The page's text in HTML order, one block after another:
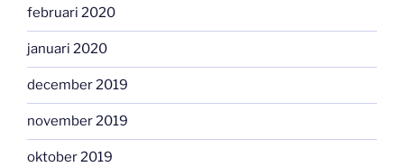
februari 2020
januari 2020
december 2019
november 2019
oktober 2019